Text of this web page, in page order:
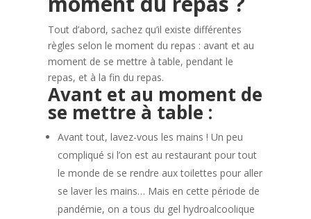
Tout d’abord, sachez qu’il existe différentes
règles selon le moment du repas : avant et au
moment de se mettre à table, pendant le
repas, et à la fin du repas.
Avant et au moment de
se mettre à table :
Avant tout, lavez-vous les mains ! Un peu
compliqué si l’on est au restaurant pour tout
le monde de se rendre aux toilettes pour aller
se laver les mains… Mais en cette période de
pandémie, on a tous du gel hydroalcoolique